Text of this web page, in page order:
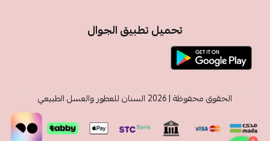
تحميل تطبيق الجوال
الحقوق محفوظة | 2026 السنان للعطور والعسل الطبيعي